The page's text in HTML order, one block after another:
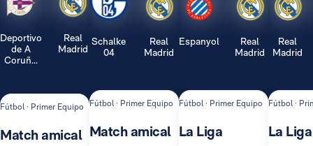
Deportivo
de A
Coruñ...
Real
Madrid
Fútbol · Primer Equipo
Match amical
Schalke
04
Real
Madrid
Fútbol · Primer Equipo
Match amical
Espanyol
Real
Madrid
Fútbol · Primer Equipo
La Liga
Real
Madrid
Fútbol ·
La Liga